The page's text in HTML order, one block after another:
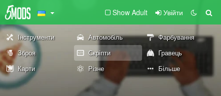
Show Adult Увійти
Інструменти Автомобіль
Фарбування
Зброя
Скріпти
Гравець
Карти
Різне Більше